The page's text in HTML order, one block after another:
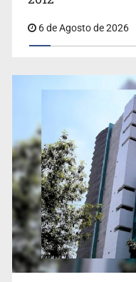
Proponen consulta
en Mirador de San
6 de Agosto de 2026